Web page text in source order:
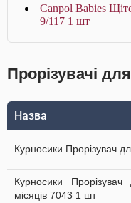
Canpol Babies
9/117 1 шт
Прорізувачі
Назва
Курносики Прорізувач
Курносики
місяців 7043 1 шт